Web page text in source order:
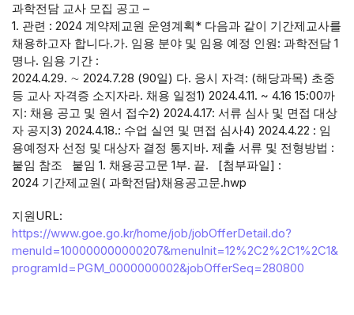
과학전담 교사 모집 공고 –
1. 관련 : 2024 계약제교원 운영계획* 다음과 같이 기간제교사를
채용하고자 합니다.가. 임용 분야 및 임용 예정 인원: 과학전담 1
명나. 임용 기간 :
2024.4.29. ∼ 2024.7.28 (90일) 다. 응시 자격: (해당과목) 초중
등 교사 자격증 소지자라. 채용 일정1) 2024.4.11. ~ 4.16 15:00까
지: 채용 공고 및 원서 접수2) 2024.4.17: 서류 심사 및 면접 대상
자 공지3) 2024.4.18.: 수업 실연 및 면접 심사4) 2024.4.22 : 임
용예정자 선정 및 대상자 결정 통지바. 제출 서류 및 전형방법 :
붙임 참조 붙임 1. 채용공고문 1부. 끝. [첨부파일] :
2024 기간제교원( 과학전담)채용공고문.hwp
지원URL:
https://www.goe.go.kr/home/job/jobOfferDetail.do?
menuId=100000000000207&menuInit=12%2C2%2C1%2C1&
programId=PGM_0000000002&jobOfferSeq=280800